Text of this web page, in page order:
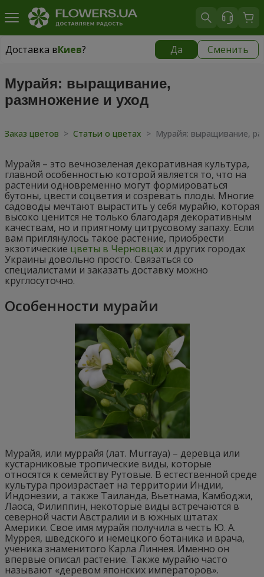
Доставка вКиев? Да Сменить
Доставка вКиев
Мурайя: выращивание,
размножение и уход
Заказ цветов > Статьи о цветах > Мурайя: выращивание,
Мурайя – это вечнозеленая декоративная культура,
главной особенностью которой является то, что на
растении одновременно могут формироваться
бутоны, цвести соцветия и созревать плоды. Многие
садоводы мечтают вырастить у себя мурайю, которая
высоко ценится не только благодаря декоративным
качествам, но и приятному цитрусовому запаху. Если
вам приглянулось такое растение, приобрести
экзотические цветы в Черновцах и других городах
Украины довольно просто. Связаться со
специалистами и заказать доставку можно
круглосуточно.
Особенности мурайи
Мурайя, или муррайя (лат. Murraya) – деревца или
кустарниковые тропические виды, которые
относятся к семейству Рутовые. В естественной среде
культура произрастает на территории Индии,
Индонезии, а также Таиланда, Вьетнама, Камбоджи,
Лаоса, Филиппин, некоторые виды встречаются в
северной части Австралии и в южных штатах
Америки. Свое имя мурайя получила в честь Ю. А.
Муррея, шведского и немецкого ботаника и врача,
ученика знаменитого Карла Линнея. Именно он
впервые описал растение. Также мурайю часто
называют «деревом японских императоров».